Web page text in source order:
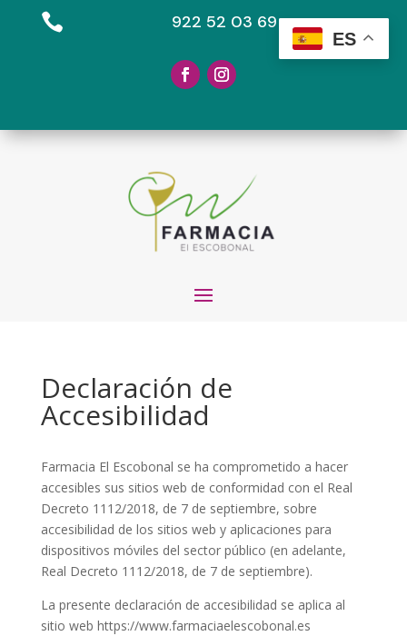
 922 52 03 69
Declaración de
Accesibilidad
Farmacia El Escobonal se ha comprometido a hacer
accesibles sus sitios web de conformidad con el Real
Decreto 1112/2018, de 7 de septiembre, sobre
accesibilidad de los sitios web y aplicaciones para
dispositivos móviles del sector público (en adelante,
Real Decreto 1112/2018, de 7 de septiembre).
La presente declaración de accesibilidad se aplica al
sitio web https://www.farmaciaelescobonal.es
ES